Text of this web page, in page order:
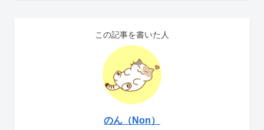
この記事を書いた人
のん（Non）